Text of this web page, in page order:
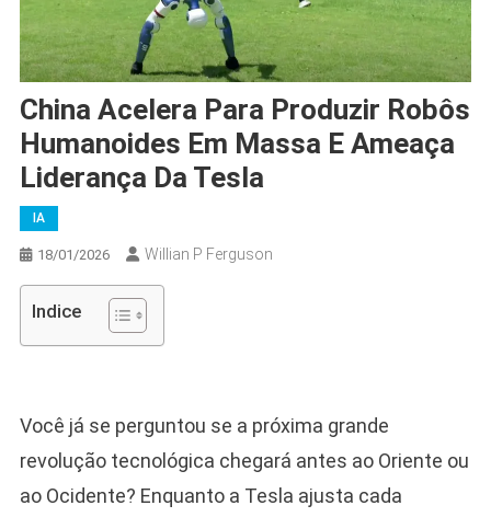
China Acelera Para Produzir Robôs
Humanoides Em Massa E Ameaça
Liderança Da Tesla
IA
18/01/2026 Willian P Ferguson
Indice
Você já se perguntou se a próxima grande
revolução tecnológica chegará antes ao Oriente ou
ao Ocidente? Enquanto a Tesla ajusta cada